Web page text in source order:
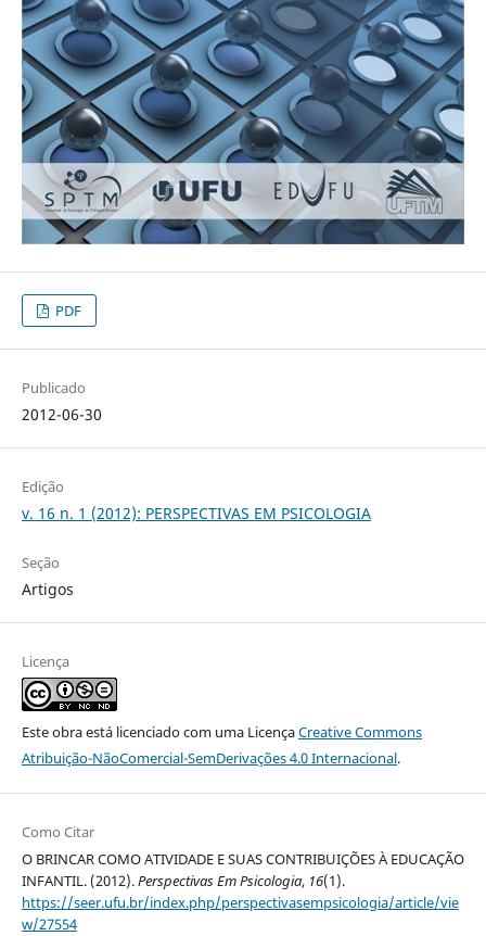
PDF
Publicado
2012-06-30
Edição
v. 16 n. 1 (2012): PERSPECTIVAS EM PSICOLOGIA
Seção
Artigos
Licença
Este obra está licenciado com uma LicençaCreative Commons
Atribuição-NãoComercial-SemDerivações 4.0 Internacional.
Como Citar
O BRINCAR COMO ATIVIDADE E SUAS CONTRIBUIÇÕES À EDUCAÇÃO
INFANTIL. (2012).Perspectivas Em Psicologia, 16(1).
https://seer.ufu.br/index.php/perspectivasempsicologia/article/vie
w/27554